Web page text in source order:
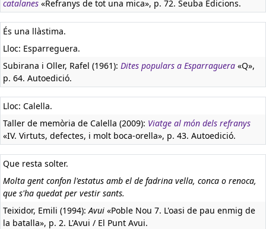
catalanes «Refranys de tot una mica», p. 72. Seuba Edicions.
És una llàstima.
Lloc: Esparreguera.
Subirana i Oller, Rafel (1961): Dites populars a Esparraguera «Q»,
p. 64. Autoedició.
Lloc: Calella.
Taller de memòria de Calella (2009): Viatge al món dels refranys
«IV. Virtuts, defectes, i molt boca-orella», p. 43. Autoedició.
Que resta solter.
Molta gent confon l'estatus amb el de fadrina vella, conca o renoca,
que s'ha quedat per vestir sants.
Teixidor, Emili (1994):Avui «Poble Nou 7. L'oasi de pau enmig de
la batalla», p. 2. L'Avui / El Punt Avui.